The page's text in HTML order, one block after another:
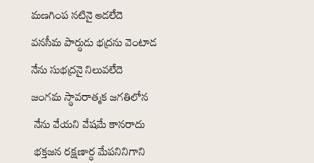
మణగింప నటినై ఆడలేదె
వనసీమ పార్ధుడు భద్రను వెంటాడ
నేను సుభద్రనై నిలువలేదె
జంగమ స్థావరాత్మక జగతిలోన
నేను వేయని వేషమే కానరాదు
భక్తజన రక్షణార్ధ మేపనినిగాని